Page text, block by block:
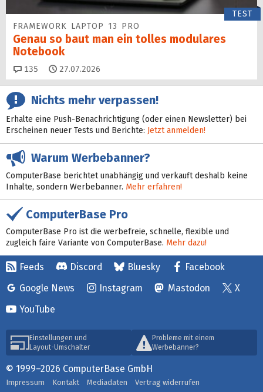
TEST
FRAMEWORK LAPTOP 13 PRO
Genau so baut man ein tolles modulares
Notebook
135 Kommentare
27.07.2026
Nichts mehr verpassen!
Erhalte eine Push-Benachrichtigung (oder einen Newsletter) bei
Erscheinen neuer Tests und Berichte: Jetzt anmelden!
Warum Werbebanner?
ComputerBase berichtet unabhängig und verkauft deshalb keine
Inhalte, sondern Werbebanner. Mehr erfahren!
ComputerBase Pro
ComputerBase Pro ist die werbefreie, schnelle, flexible und
zugleich faire Variante von ComputerBase. Mehr dazu!
Feeds Discord Bluesky
Facebook
Google News
Instagram Mastodon
X
YouTube
Einstellungen und
Layout-Umschalter
Probleme mit einem
Werbebanner?
© 1999–2026 ComputerBase GmbH
Impressum Kontakt Mediadaten
Vertrag widerrufen